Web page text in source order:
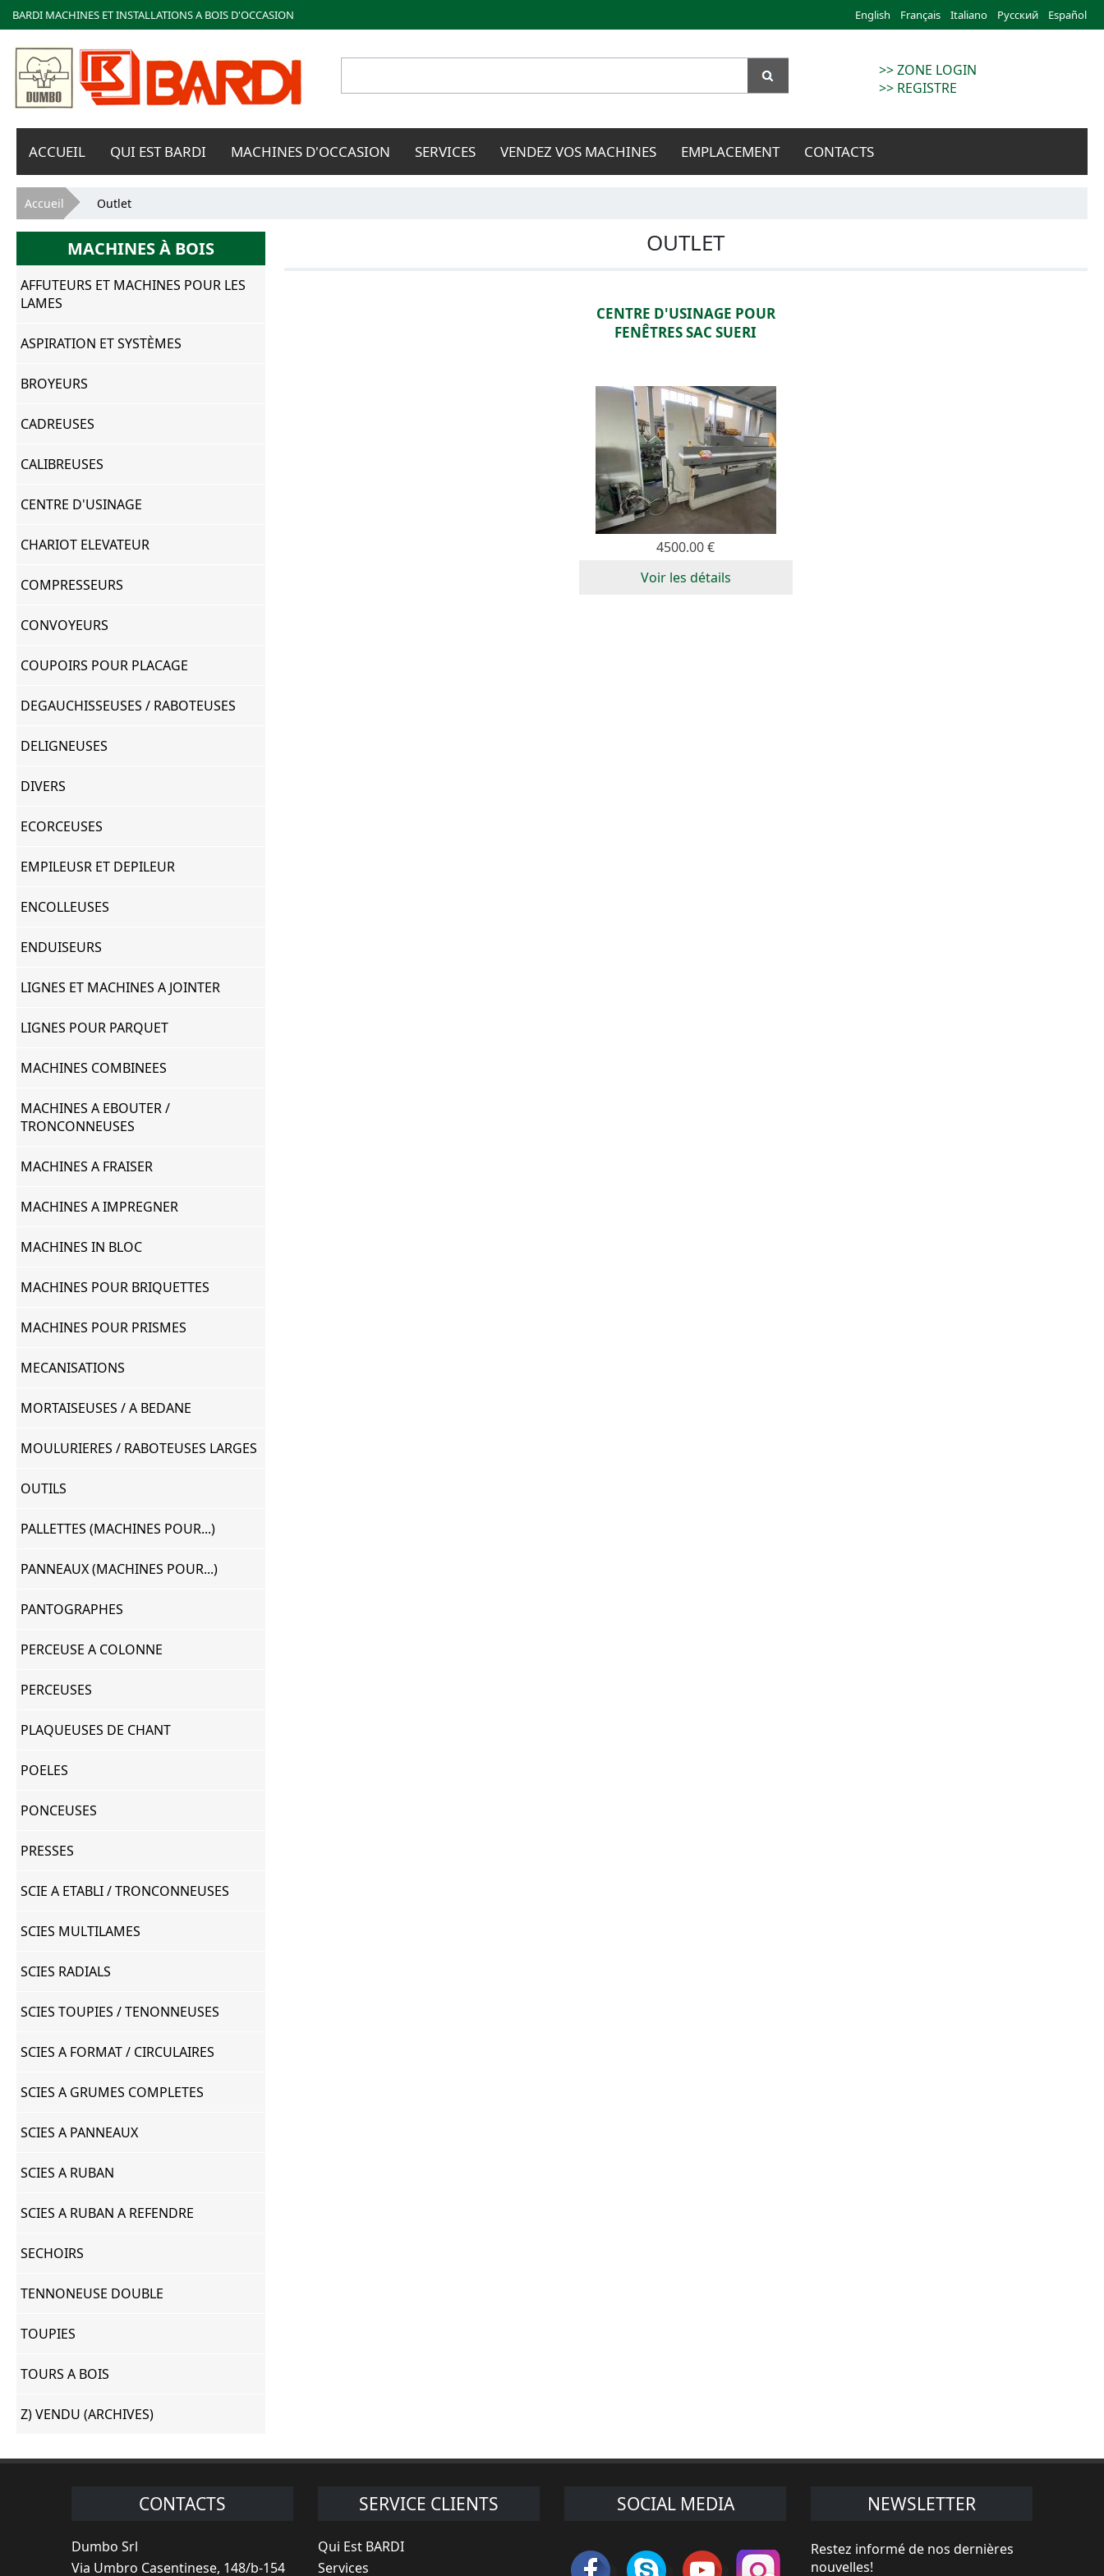
contenu
BARDI MACHINES ET INSTALLATIONS A BOIS D'OCCASION English Français Italiano Русский Español
Bardi
Macchine
>> ZONE LOGIN
>> REGISTRE
ACCUEIL QUI EST BARDI MACHINES D'OCCASION SERVICES VENDEZ VOS MACHINES EMPLACEMENT CONTACTS
Vous êtes ici
Accueil Outlet
OUTLET
CENTRE D'USINAGE POUR
FENÊTRES SAC SUERI
4500.00 €
Voir les détails
MACHINES À BOIS
AFFUTEURS ET MACHINES POUR LES
LAMES
ASPIRATION ET SYSTÈMES
BROYEURS
CADREUSES
CALIBREUSES
CENTRE D'USINAGE
CHARIOT ELEVATEUR
COMPRESSEURS
CONVOYEURS
COUPOIRS POUR PLACAGE
DEGAUCHISSEUSES / RABOTEUSES
DELIGNEUSES
DIVERS
ECORCEUSES
EMPILEUSR ET DEPILEUR
ENCOLLEUSES
ENDUISEURS
LIGNES ET MACHINES A JOINTER
LIGNES POUR PARQUET
MACHINES COMBINEES
MACHINES A EBOUTER /
TRONCONNEUSES
MACHINES A FRAISER
MACHINES A IMPREGNER
MACHINES IN BLOC
MACHINES POUR BRIQUETTES
MACHINES POUR PRISMES
MECANISATIONS
MORTAISEUSES / A BEDANE
MOULURIERES / RABOTEUSES LARGES
OUTILS
PALLETTES (MACHINES POUR...)
PANNEAUX (MACHINES POUR...)
PANTOGRAPHES
PERCEUSE A COLONNE
PERCEUSES
PLAQUEUSES DE CHANT
POELES
PONCEUSES
PRESSES
SCIE A ETABLI / TRONCONNEUSES
SCIES MULTILAMES
SCIES RADIALS
SCIES TOUPIES / TENONNEUSES
SCIES A FORMAT / CIRCULAIRES
SCIES A GRUMES COMPLETES
SCIES A PANNEAUX
SCIES A RUBAN
SCIES A RUBAN A REFENDRE
SECHOIRS
TENNONEUSE DOUBLE
TOUPIES
TOURS A BOIS
Z) VENDU (ARCHIVES)
CONTACTS
Dumbo Srl
Via Umbro Casentinese, 148/b-154
SERVICE CLIENTS
Qui Est BARDI
Services
SOCIAL MEDIA NEWSLETTER
Restez informé de nos dernières
nouvelles!